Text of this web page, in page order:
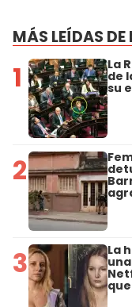
MÁS LEÍDAS DE
1 La
de
su
2
3 La